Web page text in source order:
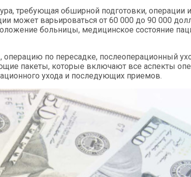
требующая обширной подготовки, операции и
может варьироваться от 60 000 до 90 000
больницы, медицинское состояние
по пересадке, послеоперационный
пакеты, которые включают все аспекты
ухода и последующих приемов.